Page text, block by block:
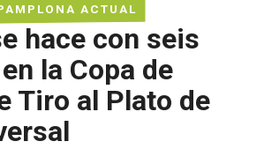
ACTUAL
hace con seis
la Copa de
Tiro al Plato de